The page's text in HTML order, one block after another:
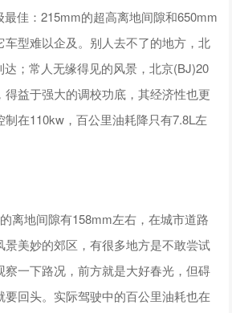
佳：215mm的超高离地间隙和650mm
车型难以企及。别人去不了的地方，北
；常人无缘得见的风景，北京(BJ)20
益于强大的调校功底，其经济性也更
在110kw，百公里油耗降只有7.8L左
离地间隙有158mm左右，在城市道路
景美妙的郊区，有很多地方是不敢尝试
察一下路况，前方就是大好春光，但碍
回头。实际驾驶中的百公里油耗也在